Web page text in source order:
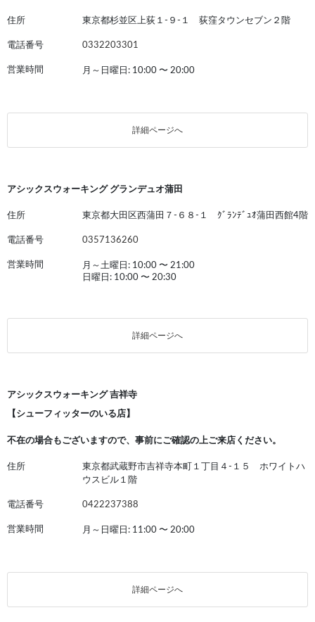
住所 東京都杉並区上荻１-９-１ 荻窪タウンセブン２階
電話番号 0332203301
営業時間 月～日曜日: 10:00 〜 20:00
詳細ページへ
アシックスウォーキング グランデュオ蒲田
住所 東京都大田区西蒲田７-６８-１ ｸﾞﾗﾝﾃﾞｭｵ蒲田西館4階
電話番号 0357136260
営業時間 月～土曜日: 10:00 〜 21:00
日曜日: 10:00 〜 20:30
詳細ページへ
アシックスウォーキング 吉祥寺
【シューフィッターのいる店】
不在の場合もございますので、事前にご確認の上ご来店ください。
住所
東京都武蔵野市吉祥寺本町１丁目４-１５ ホワイトハ
ウスビル１階
電話番号 0422237388
営業時間 月～日曜日: 11:00 〜 20:00
詳細ページへ